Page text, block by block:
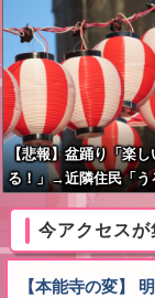
【悲報】盆踊り「楽し
る！」→近隣住民「
今アクセスが
【本能寺の変】